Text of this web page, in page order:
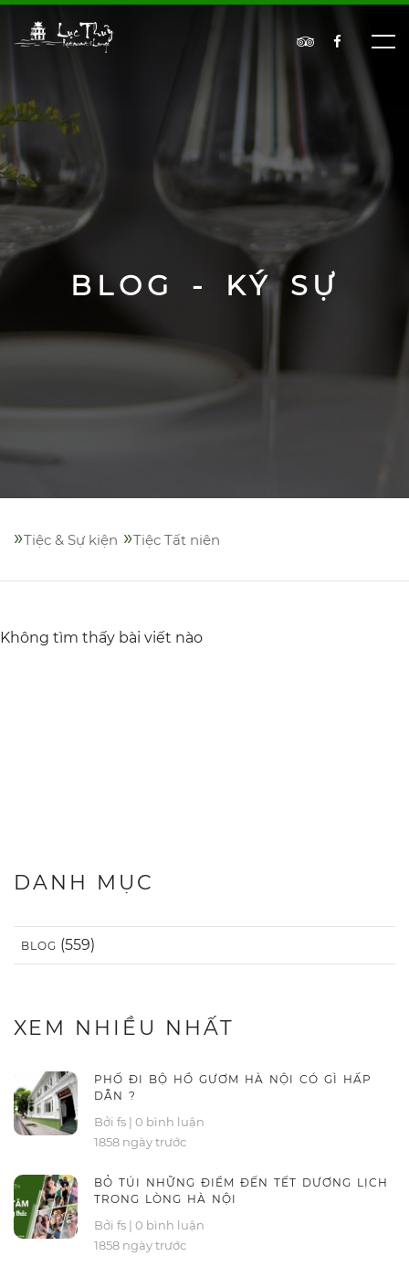
BLOG - KÝ SỰ
»Tiệc & Sự kiện »Tiệc Tất niên
Không tìm thấy bài viết nào
DANH MỤC
BLOG (559)
XEM NHIỀU NHẤT
PHỐ ĐI BỘ HỒ GƯƠM HÀ NỘI CÓ GÌ HẤP
DẪN ?
Bởi fs | 0 bình luận
1858 ngày trước
BỎ TÚI NHỮNG ĐIỂM ĐẾN TẾT DƯƠNG LỊCH
TRONG LÒNG HÀ NỘI
Bởi fs | 0 bình luận
1858 ngày trước